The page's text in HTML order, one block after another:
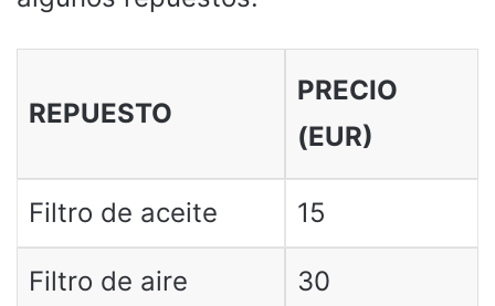
REPUESTO
PRECIO
(EUR)
Filtro de aceite 15
Filtro de aire 30